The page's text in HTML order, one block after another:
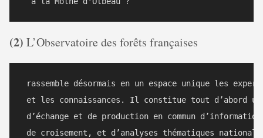
(2) L’Observatoire des forêts françaises
rassemble désormais en un espace unique les
et les connaissances. Il constitue tout d’abord
d’échange et de production en commun
de croisement, et d’analyses thématiques